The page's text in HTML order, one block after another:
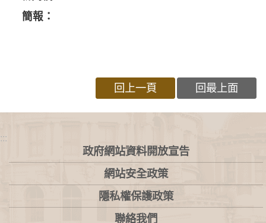
簡報：
回上一頁 回最上面
:::
政府網站資料開放宣告
網站安全政策
隱私權保護政策
聯絡我們